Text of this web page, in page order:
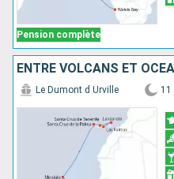
Pension complète
Le Dumont d Urville 11